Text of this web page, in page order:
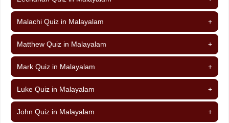
Malachi Quiz in Malayalam +
Matthew Quiz in Malayalam +
Mark Quiz in Malayalam +
Luke Quiz in Malayalam +
John Quiz in Malayalam +